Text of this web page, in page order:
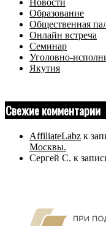
Новости
Образование
Общественная
Онлайн встреча
Семинар
Уголовно-
Якутия
Свежие комментарии
AffiliateLabz к
Москвы.
Сергей С. к